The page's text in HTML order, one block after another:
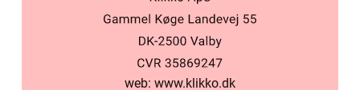
web: www.klikko.dk